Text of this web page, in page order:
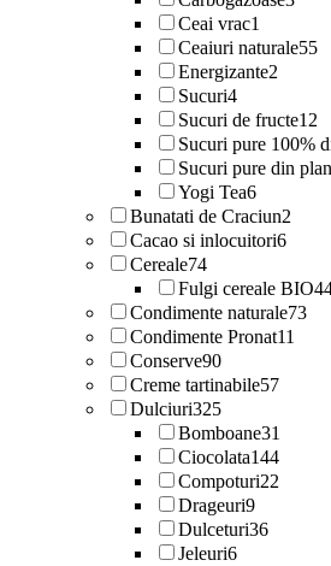
Ceai vrac1
Ceaiuri naturale55
Energizante2
Sucuri4
Sucuri de fructe12
Sucuri pure 100%
Sucuri pure din
Yogi Tea6
Bunatati de Craciun2
Cacao si inlocuitori6
Cereale74
Fulgi cereale BIO
Condimente naturale73
Condimente Pronat11
Conserve90
Creme tartinabile57
Dulciuri325
Bomboane31
Ciocolata144
Compoturi22
Drageuri9
Dulceturi36
Jeleuri6